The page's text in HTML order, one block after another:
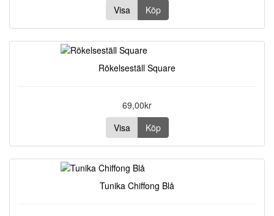
Visa
Köp
Rökelseställ Square
69,00kr
Visa
Köp
Tunika Chiffong Blå